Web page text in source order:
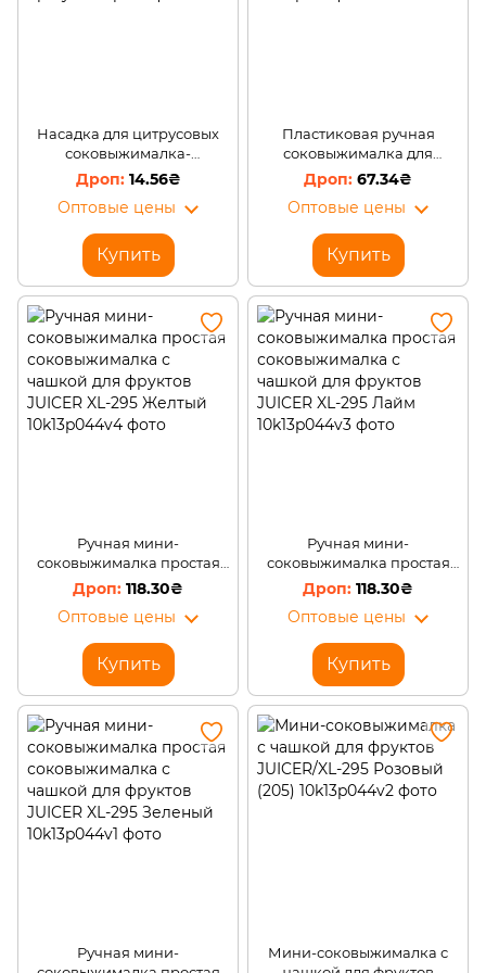
Насадка для цитрусовых
соковыжималка-
распылитель Citrus Spray
14.56₴
Оптовые цены
Купить
Пластиковая ручная
соковыжималка для
цитрусових диаметр 12 см
EMPIRE EM-9632 (204)
67.34₴
Оптовые цены
Купить
Ручная мини-
соковыжималка простая
соковыжималка с чашкой
для фруктов JUICER XL-295
Желтый
118.30₴
Оптовые цены
Купить
Ручная мини-
соковыжималка простая
соковыжималка с чашкой
для фруктов JUICER XL-295
Лайм
118.30₴
Оптовые цены
Купить
Ручная мини-
Мини-соковыжималка с